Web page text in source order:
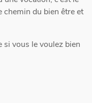
chemin du bien être et
vous le voulez bien